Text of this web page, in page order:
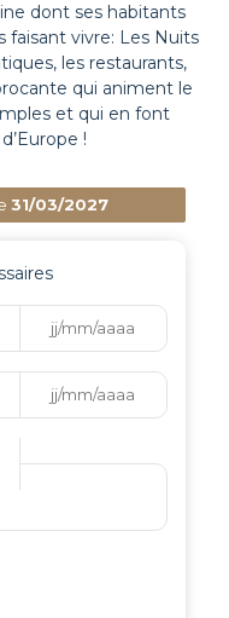
dont ses habitants
faisant vivre: Les Nuits
les restaurants,
qui animent le
et qui en font
!
31/03/2027